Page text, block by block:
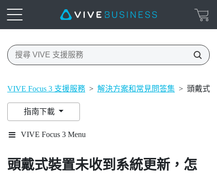
VIVE Focus 3 支援服務 > 解決方案和常見問答集 > 頭戴式
指南下載
VIVE Focus 3 Menu
頭戴式裝置未收到系統更新，怎